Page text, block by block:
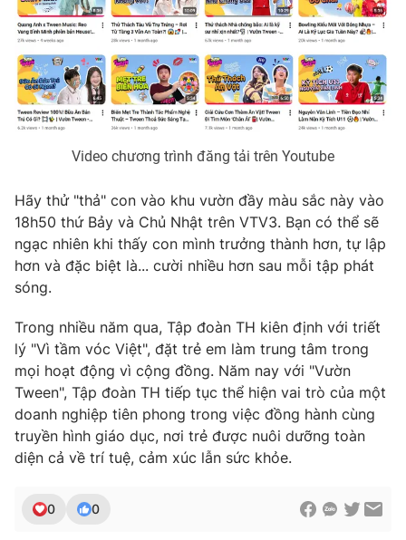
Video chương trình đăng tải trên Youtube
Hãy thử "thả" con vào khu vườn đầy màu sắc này vào
18h50 thứ Bảy và Chủ Nhật trên VTV3. Bạn có thể sẽ
ngạc nhiên khi thấy con mình trưởng thành hơn, tự lập
hơn và đặc biệt là... cười nhiều hơn sau mỗi tập phát
sóng.
Trong nhiều năm qua, Tập đoàn TH kiên định với triết
lý "Vì tầm vóc Việt", đặt trẻ em làm trung tâm trong
mọi hoạt động vì cộng đồng. Năm nay với "Vườn
Tween", Tập đoàn TH tiếp tục thể hiện vai trò của một
doanh nghiệp tiên phong trong việc đồng hành cùng
truyền hình giáo dục, nơi trẻ được nuôi dưỡng toàn
diện cả về trí tuệ, cảm xúc lẫn sức khỏe.
0 0